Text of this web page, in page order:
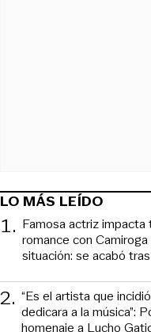
LO MÁS LEÍDO
1. Famosa actriz
romance con
situación: se acabó tras
2. “Es el artista que
dedicara a la música”:
homenaje a Lucho